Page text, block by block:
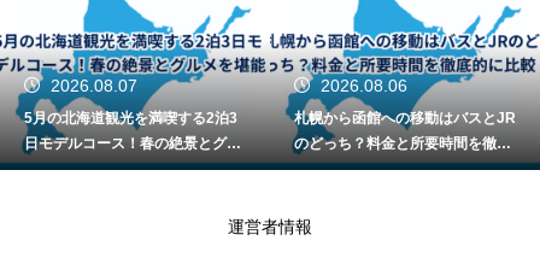
2026.08.07
5月の北海道観光を満喫する2泊3
日モデルコース！春の絶景とグル
メを堪能
2026.08.06
札幌から函館への移動はバスとJR
のどっち？料金と所要時間を徹底
的に比較
運営者情報